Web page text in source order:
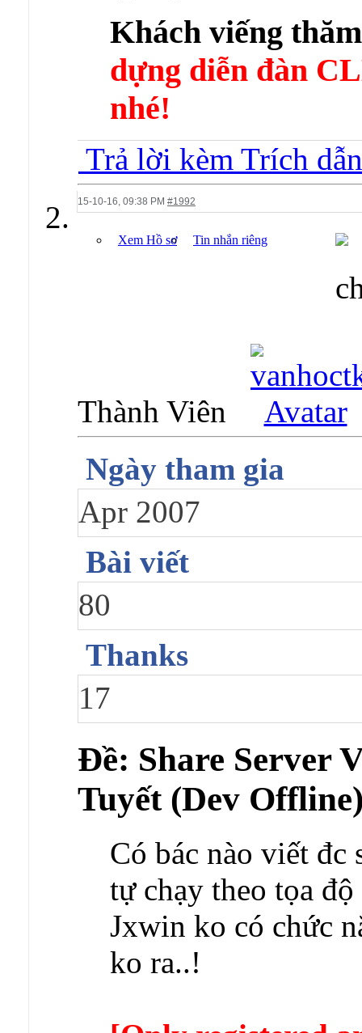
Khách viếng
dựng diễn đàn
nhé!
Trả lời kèm Trích dẫn
15-10-16, 09:38 PM #1992
Xem Hồ sơ Tin nhắn riêng
Thành Viên
Ngày tham gia
Apr 2007
Bài viết
80
Thanks
17
Ðề: Share Server
Tuyết (Dev
Có bác nào viết đc
tự chạy theo tọa
Jxwin ko có chức
ko ra..!